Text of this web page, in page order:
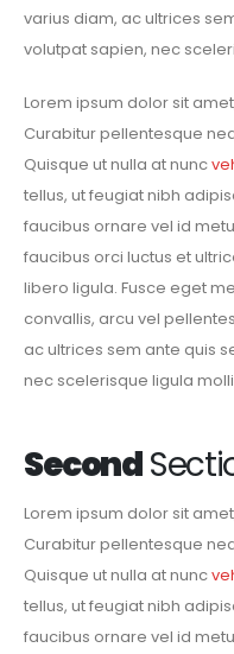
varius diam, ac ultrices
volutpat sapien, nec
Lorem ipsum dolor sit
Curabitur pellentesque
Quisque ut nulla at nunc
tellus, ut feugiat nibh
faucibus ornare vel id
faucibus orci luctus et
libero ligula. Fusce eget
convallis, arcu vel
ac ultrices sem ante quis
nec scelerisque ligula
Second
Lorem ipsum dolor sit
Curabitur pellentesque
Quisque ut nulla at nunc
tellus, ut feugiat nibh
faucibus ornare vel id